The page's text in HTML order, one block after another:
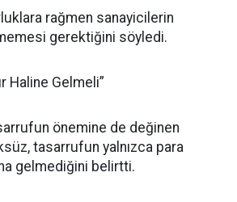
rağmen sanayicilerin
gerektiğini söyledi.
Haline Gelmeli”
önemine de değinen
tasarrufun yalnızca para
gelmediğini belirtti.